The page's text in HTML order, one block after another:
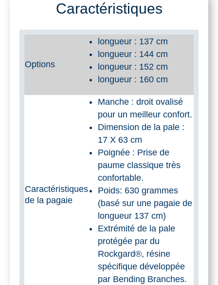
Caractéristiques
Options
longueur : 137 cm
longueur : 144 cm
longueur : 152 cm
longueur : 160 cm
Caractéristiques
de la pagaie
Manche : droit ovalisé
pour un meilleur confort.
Dimension de la pale :
17 X 63 cm
Poignée : Prise de
paume classique très
confortable.
Poids: 630 grammes
(basé sur une pagaie de
longueur 137 cm)
Extrémité de la pale
protégée par du
Rockgard®, résine
spécifique développée
par Bending Branches.